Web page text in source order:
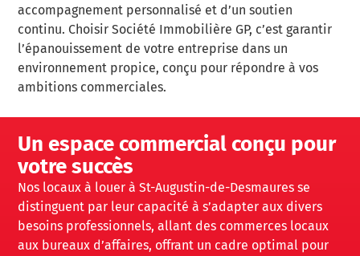
accompagnement personnalisé et d’un soutien
continu. Choisir Société Immobilière GP, c’est garantir
l’épanouissement de votre entreprise dans un
environnement propice, conçu pour répondre à vos
ambitions commerciales.
Un espace commercial conçu pour
votre succès
Nos locaux à louer à St-Augustin-de-Desmaures se
distinguent par leur capacité à s’adapter aux divers
besoins professionnels, allant des commerces locaux
aux bureaux d’affaires, offrant un cadre optimal pour